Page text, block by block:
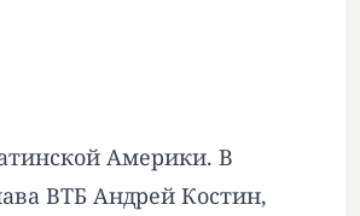
Америки. В
ВТБ Андрей Костин,